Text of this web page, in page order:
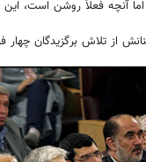
آنچه فعلاً روشن است،
از تلاش برگزیدگان چهار